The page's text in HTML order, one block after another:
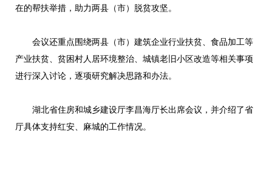
在的帮扶举措，助力两县（市）脱贫攻坚。
会议还重点围绕两县（市）建筑企业行业扶贫、食品加工等
产业扶贫、贫困村人居环境整治、城镇老旧小区改造等相关事项
进行深入讨论，逐项研究解决思路和办法。
湖北省住房和城乡建设厅李昌海厅长出席会议，并介绍了省
厅具体支持红安、麻城的工作情况。